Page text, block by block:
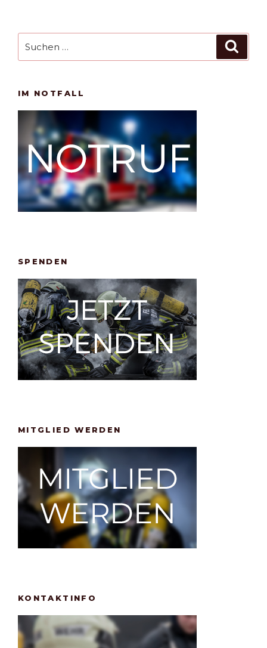
nach:
IM NOTFALL
SPENDEN
MITGLIED WERDEN
KONTAKTINFO